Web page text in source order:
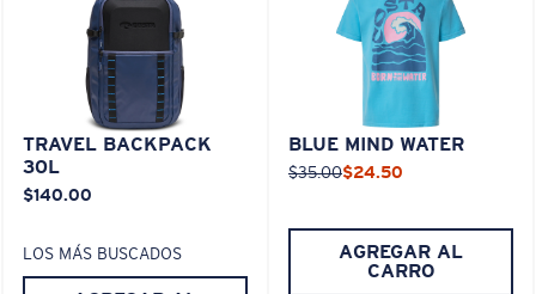
TRAVEL BACKPACK
30L
$140.00
LOS MÁS BUSCADOS
BLUE MIND WATER
$35.00$24.50
AGREGAR AL
CARRO